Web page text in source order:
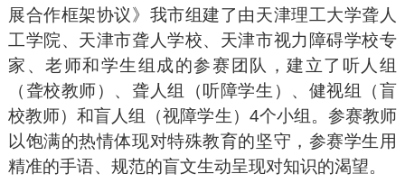
展合作框架协议》 我市组建了由天津理工大学聋人
工学院、天津市聋人学校、天津市视力障碍学校专
家、老师和学生组成的参赛团队，建立了听人组
（聋校教师）、聋人组（听障学生）、健视组（盲
校教师）和盲人组（视障学生）4个小组。参赛教师
以饱满的热情体现对特殊教育的坚守，参赛学生用
精准的手语、规范的盲文生动呈现对知识的渴望。